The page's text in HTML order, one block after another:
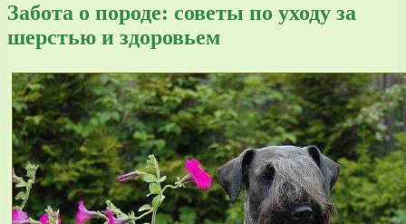
Забота о породе: советы по уходу за
шерстью и здоровьем